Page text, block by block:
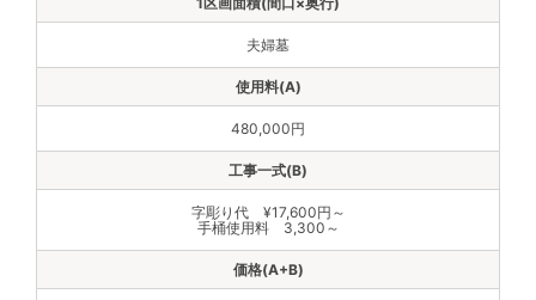
夫婦墓
480,000円
字彫り代 ¥17,600円～
手桶使用料 3,300～